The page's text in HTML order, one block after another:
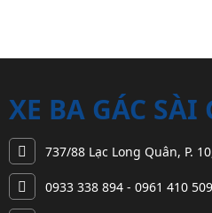
XE BA GÁC SÀI
737/88 Lạc Long Quân, P.
0933 338 894 - 0961 410 509